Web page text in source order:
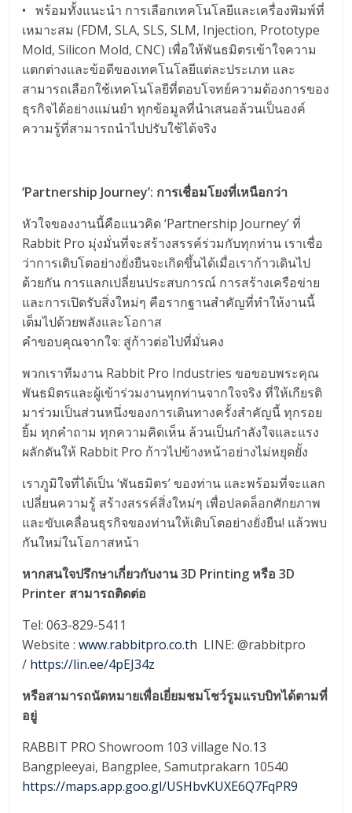
• พร้อมทั้งแนะนำ การเลือกเทคโนโลยีและเครื่องพิมพ์ที่
เหมาะสม (FDM, SLA, SLS, SLM, Injection, Prototype
Mold, Silicon Mold, CNC) เพื่อให้พันธมิตรเข้าใจความ
แตกต่างและข้อดีของเทคโนโลยีแต่ละประเภท และ
สามารถเลือกใช้เทคโนโลยีที่ตอบโจทย์ความต้องการของ
ธุรกิจได้อย่างแม่นยำ ทุกข้อมูลที่นำเสนอล้วนเป็นองค์
ความรู้ที่สามารถนำไปปรับใช้ได้จริง
‘Partnership Journey’: การเชื่อมโยงที่เหนือกว่า
หัวใจของงานนี้คือแนวคิด ‘Partnership Journey’ ที่
Rabbit Pro มุ่งมั่นที่จะสร้างสรรค์ร่วมกับทุกท่าน เราเชื่อ
ว่าการเติบโตอย่างยั่งยืนจะเกิดขึ้นได้เมื่อเราก้าวเดินไป
ด้วยกัน การแลกเปลี่ยนประสบการณ์ การสร้างเครือข่าย
และการเปิดรับสิ่งใหม่ๆ คือรากฐานสำคัญที่ทำให้งานนี้
เต็มไปด้วยพลังและโอกาส
คำขอบคุณจากใจ: สู่ก้าวต่อไปที่มั่นคง
พวกเราทีมงาน Rabbit Pro Industries ขอขอบพระคุณ
พันธมิตรและผู้เข้าร่วมงานทุกท่านจากใจจริง ที่ให้เกียรติ
มาร่วมเป็นส่วนหนึ่งของการเดินทางครั้งสำคัญนี้ ทุกรอย
ยิ้ม ทุกคำถาม ทุกความคิดเห็น ล้วนเป็นกำลังใจและแรง
ผลักดันให้ Rabbit Pro ก้าวไปข้างหน้าอย่างไม่หยุดยั้ง
เราภูมิใจที่ได้เป็น ‘พันธมิตร’ ของท่าน และพร้อมที่จะแลก
เปลี่ยนความรู้ สร้างสรรค์สิ่งใหม่ๆ เพื่อปลดล็อกศักยภาพ
และขับเคลื่อนธุรกิจของท่านให้เติบโตอย่างยั่งยืน! แล้วพบ
กันใหม่ในโอกาสหน้า
หากสนใจปรึกษาเกี่ยวกับงาน 3D Printing หรือ 3D
Printer สามารถติดต่อ
Tel: 063-829-5411
Website :www.rabbitpro.co.th LINE: @rabbitpro
/ https://lin.ee/4pEJ34z
หรือสามารถนัดหมายเพื่อเยี่ยมชมโชว์รูมแรบบิทได้ตามที่
อยู่
RABBIT PRO Showroom 103 village No.13
Bangpleeyai, Bangplee, Samutprakarn 10540
https://maps.app.goo.gl/USHbvKUXE6Q7FqPR9